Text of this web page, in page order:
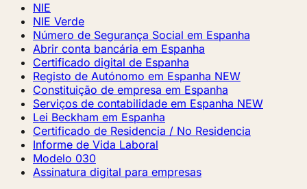
NIE
NIE Verde
Número de Segurança Social em Espanha
Abrir conta bancária em Espanha
Certificado digital de Espanha
Registo de Autónomo em Espanha NEW
Constituição de empresa em Espanha
Serviços de contabilidade em Espanha NEW
Lei Beckham em Espanha
Certificado de Residencia / No Residencia
Informe de Vida Laboral
Modelo 030
Assinatura digital para empresas